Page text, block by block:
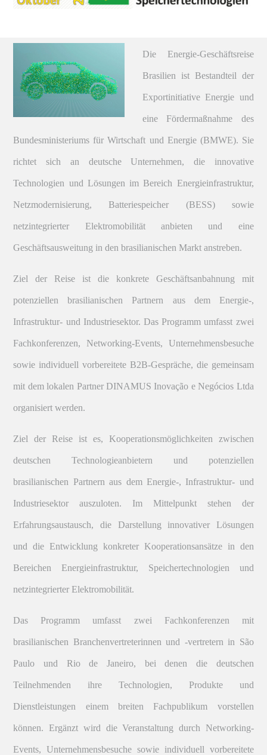
Die Energie-Geschäftsreise
Brasilien ist Bestandteil der
Exportinitiative Energie und
eine Fördermaßnahme des
Bundesministeriums für Wirtschaft und Energie (BMWE). Sie
richtet sich an deutsche Unternehmen, die innovative
Technologien und Lösungen im Bereich Energieinfrastruktur,
Netzmodernisierung, Batteriespeicher (BESS) sowie
netzintegrierter Elektromobilität anbieten und eine
Geschäftsausweitung in den brasilianischen Markt anstreben.
Ziel der Reise ist die konkrete Geschäftsanbahnung mit
potenziellen brasilianischen Partnern aus dem Energie-,
Infrastruktur- und Industriesektor. Das Programm umfasst zwei
Fachkonferenzen, Networking-Events, Unternehmensbesuche
sowie individuell vorbereitete B2B-Gespräche, die gemeinsam
mit dem lokalen Partner DINAMUS Inovação e Negócios Ltda
organisiert werden.
Ziel der Reise ist es, Kooperationsmöglichkeiten zwischen
deutschen Technologieanbietern und potenziellen
brasilianischen Partnern aus dem Energie-, Infrastruktur- und
Industriesektor auszuloten. Im Mittelpunkt stehen der
Erfahrungsaustausch, die Darstellung innovativer Lösungen
und die Entwicklung konkreter Kooperationsansätze in den
Bereichen Energieinfrastruktur, Speichertechnologien und
netzintegrierter Elektromobilität.
Das Programm umfasst zwei Fachkonferenzen mit
brasilianischen Branchenvertreterinnen und -vertretern in São
Paulo und Rio de Janeiro, bei denen die deutschen
Teilnehmenden ihre Technologien, Produkte und
Dienstleistungen einem breiten Fachpublikum vorstellen
können. Ergänzt wird die Veranstaltung durch Networking-
Events, Unternehmensbesuche sowie individuell vorbereitete